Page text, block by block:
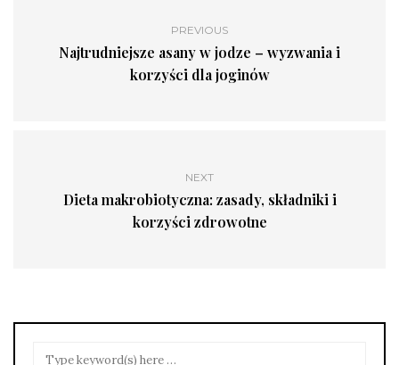
PREVIOUS
Najtrudniejsze asany w jodze – wyzwania i
korzyści dla joginów
NEXT
Dieta makrobiotyczna: zasady, składniki i
korzyści zdrowotne